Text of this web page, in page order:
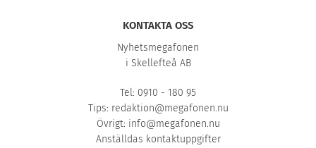
KONTAKTA OSS
Nyhetsmegafonen
i Skellefteå AB
Tel: 0910 - 180 95
Tips: redaktion@megafonen.nu
Övrigt: info@megafonen.nu
Anställdas kontaktuppgifter